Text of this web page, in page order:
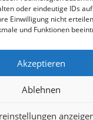
oder eindeutige IDs
Einwilligung nicht
und Funktionen
Akzeptieren
Ablehnen
84